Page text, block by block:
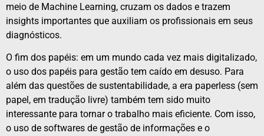
meio de Machine Learning, cruzam os dados e trazem
insights importantes que auxiliam os profissionais em seus
diagnósticos.
O fim dos papéis: em um mundo cada vez mais digitalizado,
o uso dos papéis para gestão tem caído em desuso. Para
além das questões de sustentabilidade, a era paperless (sem
papel, em tradução livre) também tem sido muito
interessante para tornar o trabalho mais eficiente. Com isso,
o uso de softwares de gestão de informações e o